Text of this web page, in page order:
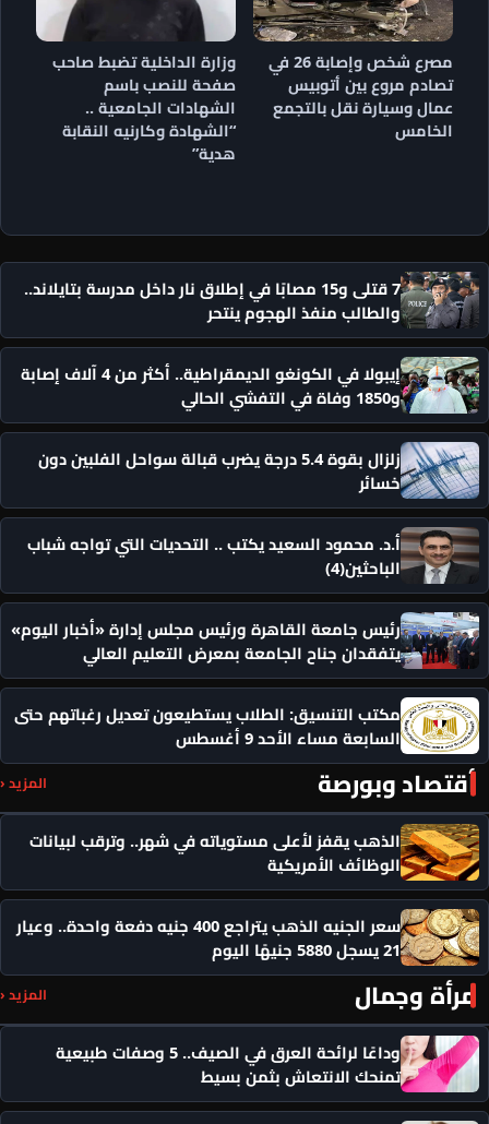
مصرع شخص وإصابة 26 في
تصادم مروع بين أتوبيس
عمال وسيارة نقل بالتجمع
الخامس
وزارة الداخلية تضبط صاحب
صفحة للنصب باسم
الشهادات الجامعية ..
“الشهادة وكارنيه النقابة
هدية”
7 قتلى و15 مصابًا في إطلاق نار داخل مدرسة بتايلاند..
والطالب منفذ الهجوم ينتحر
إيبولا في الكونغو الديمقراطية.. أكثر من 4 آلاف إصابة
و1850 وفاة في التفشي الحالي
زلزال بقوة 5.4 درجة يضرب قبالة سواحل الفلبين دون
خسائر
أ.د. محمود السعيد يكتب .. التحديات التي تواجه شباب
الباحثين(4)
رئيس جامعة القاهرة ورئيس مجلس إدارة «أخبار اليوم»
يتفقدان جناح الجامعة بمعرض التعليم العالي
مكتب التنسيق: الطلاب يستطيعون تعديل رغباتهم حتى
السابعة مساء الأحد 9 أغسطس
أقتصاد وبورصة المزيد ‹
الذهب يقفز لأعلى مستوياته في شهر.. وترقب لبيانات
الوظائف الأمريكية
سعر الجنيه الذهب يتراجع 400 جنيه دفعة واحدة.. وعيار
21 يسجل 5880 جنيهًا اليوم
مرأة وجمال المزيد ‹
وداعًا لرائحة العرق في الصيف.. 5 وصفات طبيعية
تمنحك الانتعاش بثمن بسيط